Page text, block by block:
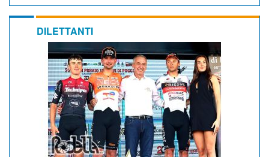
DILETTANTI